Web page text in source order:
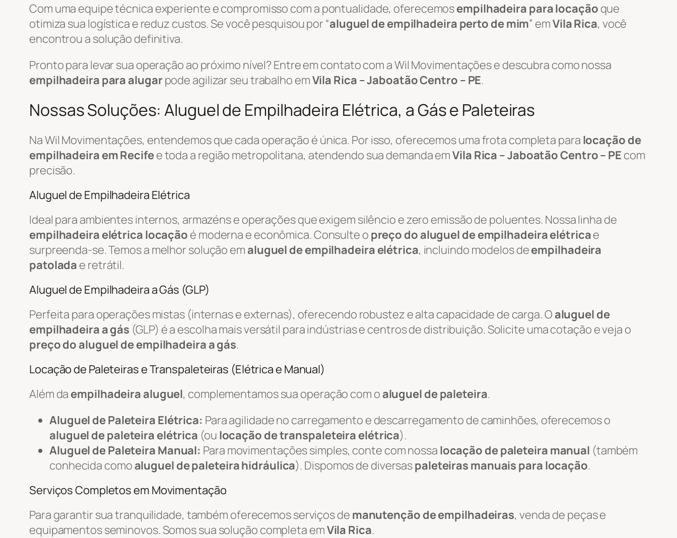
Com uma equipe técnica experiente e compromisso com a pontualidade, oferecemosempilhadeira para locação que
otimiza sua logística e reduz custos. Se você pesquisou por “aluguel de empilhadeira perto de mim” emVila Rica, você
encontrou a solução definitiva.
Pronto para levar sua operação ao próximo nível? Entre em contato com a Wil Movimentações e descubra como nossa
empilhadeira para alugarpode agilizar seu trabalho emVila Rica – Jaboatão Centro – PE.
Nossas Soluções: Aluguel de Empilhadeira Elétrica, a Gás e Paleteiras
Na Wil Movimentações, entendemos que cada operação é única. Por isso, oferecemos uma frota completa para locação de
empilhadeira em Recifee toda a região metropolitana, atendendo sua demanda emVila Rica – Jaboatão Centro – PE com
precisão.
Aluguel de Empilhadeira Elétrica
Ideal para ambientes internos, armazéns e operações que exigem silêncio e zero emissão de poluentes. Nossa linha de
empilhadeira elétrica locação é moderna e econômica. Consulte o preço do aluguel de empilhadeira elétricae
surpreenda-se. Temos a melhor solução em aluguel de empilhadeira elétrica, incluindo modelos deempilhadeira
patolada e retrátil.
Aluguel de Empilhadeira a Gás (GLP)
Perfeita para operações mistas (internas e externas), oferecendo robustez e alta capacidade de carga. O aluguel de
empilhadeira a gás (GLP) é a escolha mais versátil para indústrias e centros de distribuição. Solicite uma cotação e veja o
preço do aluguel de empilhadeira a gás.
Locação de Paleteiras e Transpaleteiras (Elétrica e Manual)
Além da empilhadeira aluguel, complementamos sua operação com o aluguel de paleteira.
Aluguel de Paleteira Elétrica: Para agilidade no carregamento e descarregamento de caminhões, oferecemos o
aluguel de paleteira elétrica (ou locação de transpaleteira elétrica).
Aluguel de Paleteira Manual: Para movimentações simples, conte com nossa locação de paleteira manual (também
conhecida como aluguel de paleteira hidráulica). Dispomos de diversaspaleteiras manuais para locação.
Serviços Completos em Movimentação
Para garantir sua tranquilidade, também oferecemos serviços de manutenção de empilhadeiras, venda de peças e
equipamentos seminovos. Somos sua solução completa emVila Rica.